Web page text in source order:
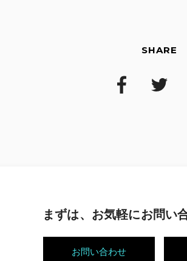
SHARE
まずは、お気軽にお問い
お問い合わせ